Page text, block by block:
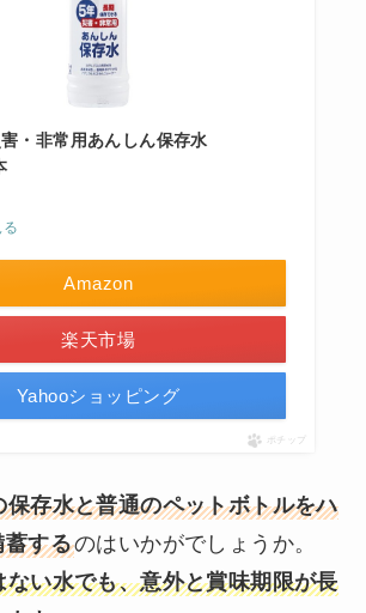
・非常用あんしん保存水
Amazon
楽天市場
Yahooショッピング
ポチップ
保存水と普通のペットボトルをハ
蓄するのはいかがでしょうか。
ない水でも、意外と賞味期限が長